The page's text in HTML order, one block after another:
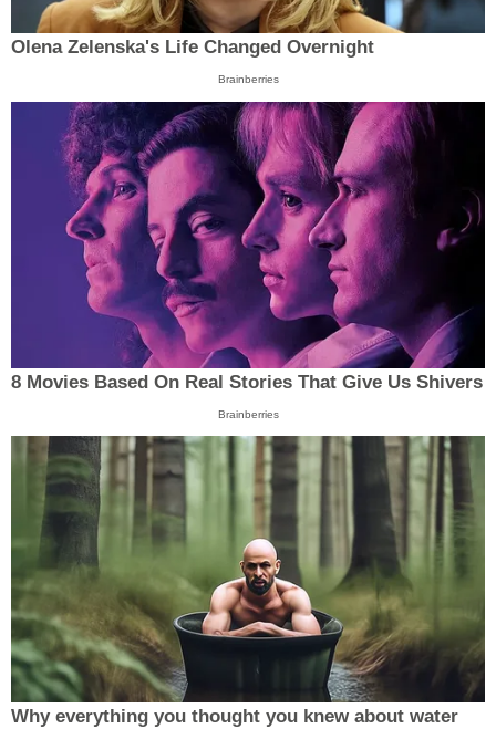
Olena Zelenska's Life Changed Overnight
Brainberries
8 Movies Based On Real Stories That Give Us Shivers
Brainberries
Why everything you thought you knew about water